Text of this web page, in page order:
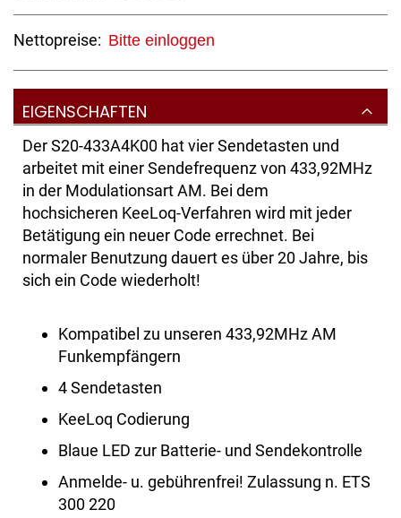
Nettopreise: Bitte einloggen
EIGENSCHAFTEN
Der S20-433A4K00 hat vier Sendetasten und
arbeitet mit einer Sendefrequenz von 433,92MHz
in der Modulationsart AM. Bei dem
hochsicheren KeeLoq-Verfahren wird mit jeder
Betätigung ein neuer Code errechnet. Bei
normaler Benutzung dauert es über 20 Jahre, bis
sich ein Code wiederholt!
Kompatibel zu unseren 433,92MHz AM
Funkempfängern
4 Sendetasten
KeeLoq Codierung
Blaue LED zur Batterie- und Sendekontrolle
Anmelde- u. gebührenfrei! Zulassung n. ETS
300 220